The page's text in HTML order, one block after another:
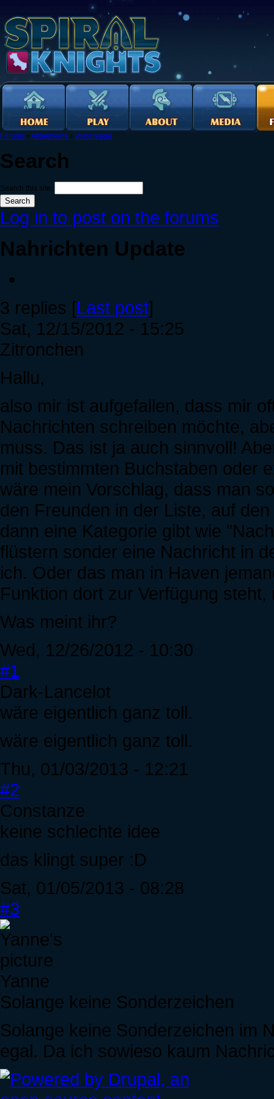
Forums › Allgemeine › Vorschläge
Search
Search this site:
Log in to post on the forums
Nahrichten Update
3 replies [Last post]
Sat, 12/15/2012 - 15:25
Zitronchen
Hallu,
also mir ist aufgefallen, dass mir
Nachrichten schreiben möchte,
muss. Das ist ja auch sinnvoll!
mit bestimmten Buchstaben oder
wäre mein Vorschlag, dass man
den Freunden in der Liste, auf
dann eine Kategorie gibt wie
flüstern sonder eine Nachricht in
ich. Oder das man in Haven
Funktion dort zur Verfügung
Was meint ihr?
Wed, 12/26/2012 - 10:30
#1
Dark-Lancelot
wäre eigentlich ganz toll.
wäre eigentlich ganz toll.
Thu, 01/03/2013 - 12:21
#2
Constanze
keine schlechte idee
das klingt super :D
Sat, 01/05/2013 - 08:28
#3
Yanne
Solange keine Sonderzeichen
Solange keine Sonderzeichen im
egal. Da ich sowieso kaum